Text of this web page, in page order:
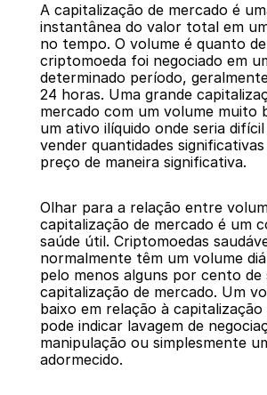
A capitalização de mercado é
instantânea do valor total em
no tempo. O volume é quanto
criptomoeda foi negociado em
determinado período,
24 horas. Uma grande
mercado com um volume muito
um ativo ilíquido onde seria
vender quantidades
preço de maneira significativa.
Olhar para a relação entre
capitalização de mercado é um
saúde útil. Criptomoedas
normalmente têm um volume
pelo menos alguns por cento de
capitalização de mercado. Um
baixo em relação à capitalização
pode indicar lavagem de
manipulação ou simplesmente
adormecido.